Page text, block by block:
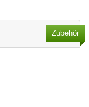
Zubehör